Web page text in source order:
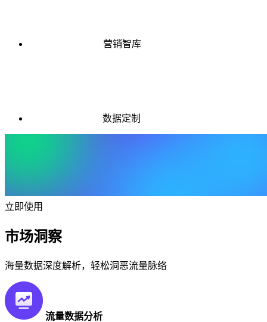
营销智库
数据定制
立即使用
市场洞察
海量数据深度解析，轻松洞恶流量脉络
流量数据分析